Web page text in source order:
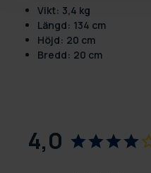
Vikt: 3,4 kg
Längd: 134 cm
Höjd: 20 cm
Bredd: 20 cm
4,0